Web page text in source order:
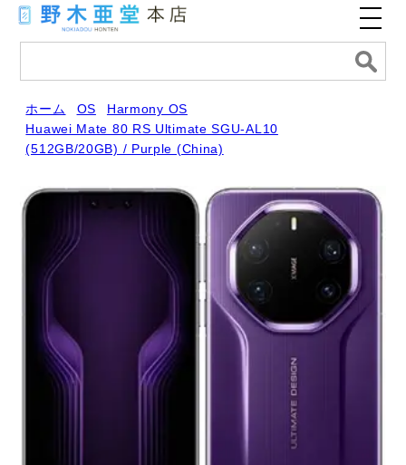
ホーム OS
Harmony OS
Huawei Mate 80 RS Ultimate SGU-AL10
(512GB/20GB) / Purple (China)